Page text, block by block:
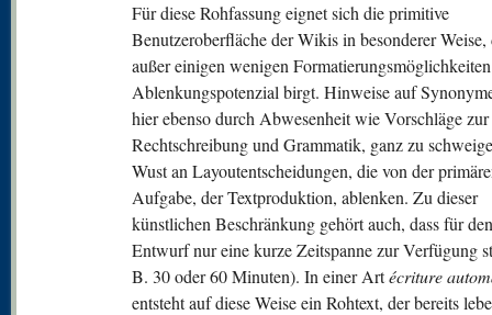
Für diese Rohfassung eignet sich die primitive
Benutzeroberfläche der Wikis in besonderer Weise,
außer einigen wenigen
Ablenkungspotenzial birgt. Hinweise auf
hier ebenso durch Abwesenheit wie Vorschläge zur
Rechtschreibung und Grammatik, ganz zu
Wust an Layoutentscheidungen, die von der
Aufgabe, der Textproduktion, ablenken. Zu dieser
künstlichen Beschränkung gehört auch, dass für
Entwurf nur eine kurze Zeitspanne zur Verfügung
B. 30 oder 60 Minuten). In einer Artécriture
entsteht auf diese Weise ein Rohtext, der bereits